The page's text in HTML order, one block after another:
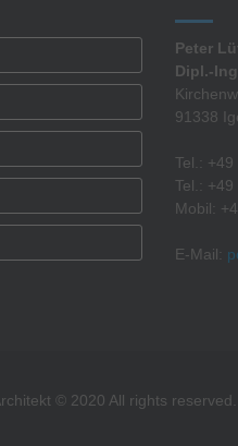
Peter
Dipl.-
91338
Tel.:
Tel.:
Mobil:
E-Mail:
© 2020 All rights